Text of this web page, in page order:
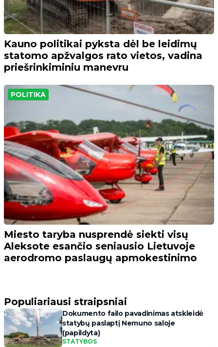
Kauno politikai pyksta dėl be leidimų
statomo apžvalgos rato vietos, vadina
priešrinkiminiu manevru
POLITIKA
Miesto taryba nusprendė siekti visų
Aleksote esančio seniausio Lietuvoje
aerodromo paslaugų apmokestinimo
Populiariausi straipsniai
Dokumento failo pavadinimas atskleidė
statybų paslaptį Nemuno saloje
(papildyta)
STATYBOS